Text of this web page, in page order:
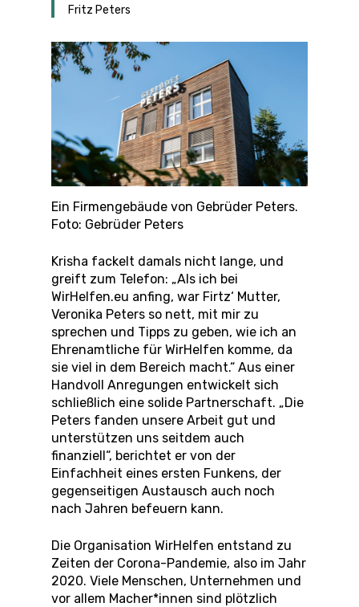
Fritz Peters
Ein Firmengebäude von Gebrüder Peters.
Foto: Gebrüder Peters
Krisha fackelt damals nicht lange, und
greift zum Telefon: „Als ich bei
WirHelfen.eu anfing, war Firtz‘ Mutter,
Veronika Peters so nett, mit mir zu
sprechen und Tipps zu geben, wie ich an
Ehrenamtliche für WirHelfen komme, da
sie viel in dem Bereich macht.“ Aus einer
Handvoll Anregungen entwickelt sich
schließlich eine solide Partnerschaft. „Die
Peters fanden unsere Arbeit gut und
unterstützen uns seitdem auch
finanziell“, berichtet er von der
Einfachheit eines ersten Funkens, der
gegenseitigen Austausch auch noch
nach Jahren befeuern kann.
Die Organisation WirHelfen entstand zu
Zeiten der Corona-Pandemie, also im Jahr
2020. Viele Menschen, Unternehmen und
vor allem Macher*innen sind plötzlich